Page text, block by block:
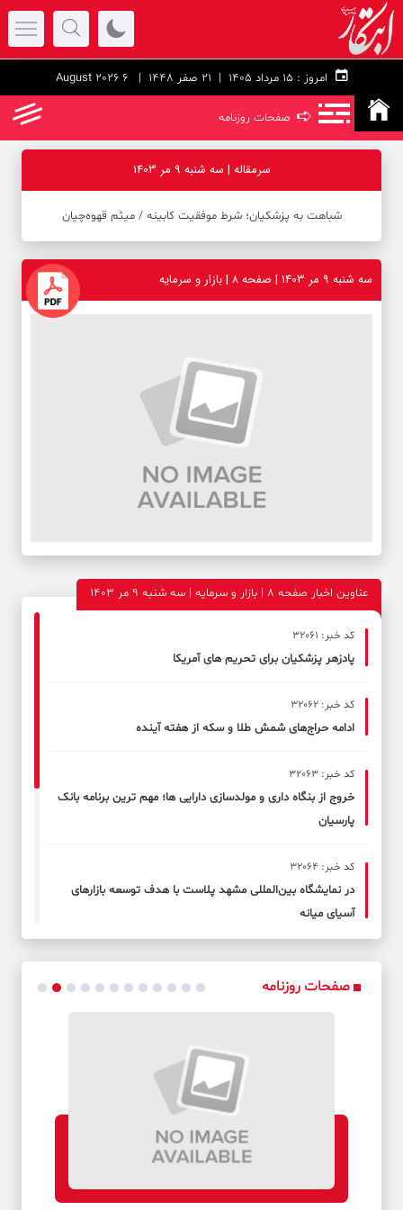
امروز : 21 صفر 1448 | 6 August 2026
➪ صفحات روزنامه
سرمقاله | سه شنبه 9 مر 1403
شباهت به پزشکیان؛ شرط موفقیت کابینه / میثم قهوه‌چیان
سه شنبه 9 مر 1403 | صفحه ۸ | بازار و سرمایه
عناوین اخبار صفحه ۸ | بازار و سرمایه | سه شنبه 9 مر 1403
کد خبر: 32061
پادزهر پزشکیان برای تحریم های آمریکا
کد خبر: 32062
ادامه حراج‌های شمش طلا و سکه از هفته آینده
کد خبر: 32063
خروج از بنگاه داری و مولدسازی دارایی ها؛ مهم ترین برنامه بانک
پارسیان
کد خبر: 32064
در نمایشگاه بین‌المللی مشهد پلاست با هدف توسعه بازارهای
آسیای میانه
کد خبر: 32065
مدیرعامل بانک شهر در کمپ تیم‌های ملی کشتی حضور یافت
فایروال بانک توسعه صادرات ایران در کوتاه‌ترین زمان ممکن تغییر
کد خبر: 32067
بیمه صندوق امانات توسط بانک‌سامان
صفحات روزنامه